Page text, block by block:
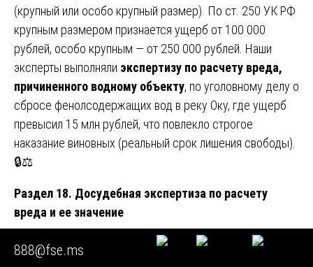
(крупный или особо крупный размер). По ст. 250 УК РФ
крупным размером признается ущерб от 100 000
рублей, особо крупным — от 250 000 рублей. Наши
эксперты выполняли экспертизу по расчету вреда,
причиненного водному объекту, по уголовному делу о
сбросе фенолсодержащих вод в реку Оку, где ущерб
превысил 15 млн рублей, что повлекло строгое
наказание виновных (реальный срок лишения свободы).
🔒⚖️
Раздел 18. Досудебная экспертиза по расчету
вреда и ее значение
Зачастую сторона (истец или ответчик) еще до суда
заказывает досудебное исследование —
888@fse.ms